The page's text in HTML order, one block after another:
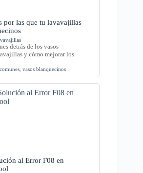
por las que tu lavavajillas
detrás de los vasos
y cómo mejorar los
vasos blanquecinos
al Error F08 en